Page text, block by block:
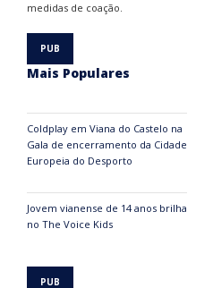
medidas de coação.
Mais Populares
Coldplay em Viana do Castelo na
Gala de encerramento da Cidade
Europeia do Desporto
Jovem vianense de 14 anos brilha
no The Voice Kids